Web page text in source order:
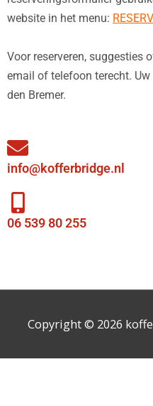
website in het menu:
Voor reserveren, suggesties
email of telefoon terecht.
den Bremer.
info@kofferbridge.nl
06 539 80 255
Copyright © 2026